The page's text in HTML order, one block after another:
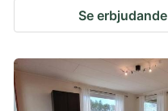
Se erbjudande